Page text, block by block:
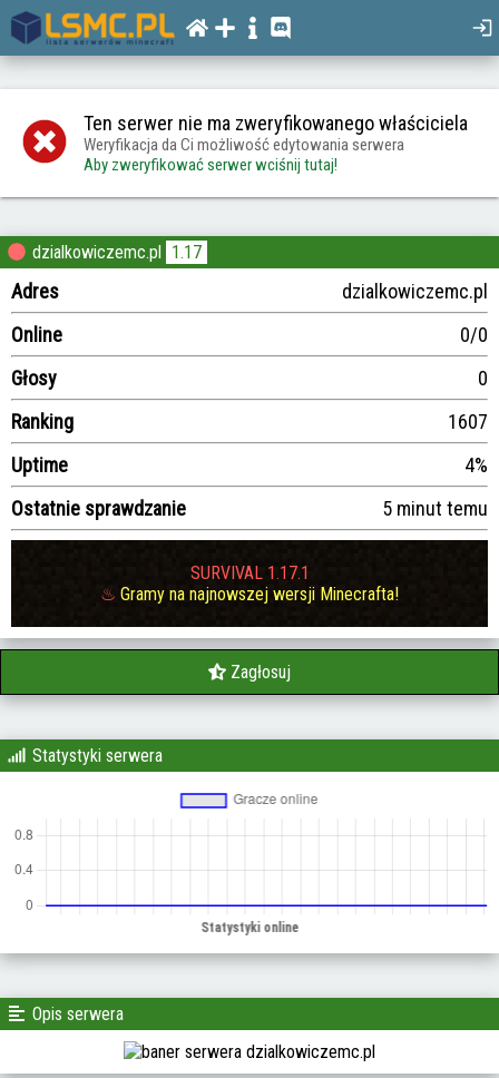
Ten serwer nie ma zweryfikowanego właściciela
Weryfikacja da Ci możliwość edytowania serwera
Aby zweryfikować serwer wciśnij tutaj!
dzialkowiczemc.pl 1.17
Adres
dzialkowiczemc.pl
Online
0/0
Głosy
0
Ranking
1607
Uptime
4%
Ostatnie sprawdzanie
5 minut temu
SURVIVAL 1.17.1
♨ Gramy na najnowszej wersji Minecrafta!
Zagłosuj
Statystyki serwera
Opis serwera